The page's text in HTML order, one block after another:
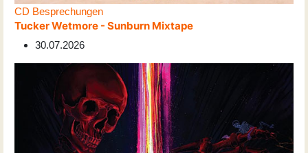
CD Besprechungen
Tucker Wetmore - Sunburn Mixtape
30.07.2026